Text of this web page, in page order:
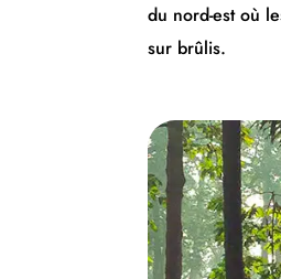
du nord-est où
sur brûlis.